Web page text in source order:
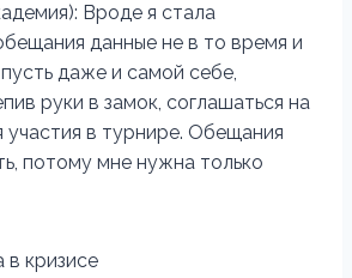
Вроде я стала
данные не в то время и
даже и самой себе,
руки в замок, соглашаться на
участия в турнире. Обещания
потому мне нужна только
в кризисе